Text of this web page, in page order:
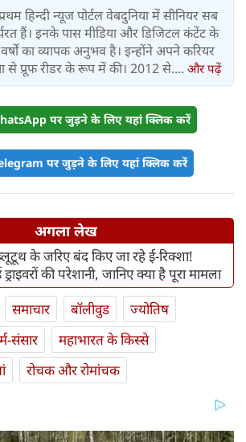
हिन्दी न्यूज पोर्टल वेबदुनिया में सीनियर सब
हैं। इनके पास मीडिया और डिजिटल कंटेंट के
का व्यापक अनुभव है। इन्होंने अपने करियर
से प्रूफ रीडर के रूप में की। 2012 से.... और पढ़ें
पर जुड़ने के लिए यहां क्लिक करें
पर जुड़ने के लिए यहां क्लिक करें
अगला लेख
के जरिए बंद किए जा रहे ई-रिक्शा!
की परेशानी, जानिए क्या है पूरा मामला
समाचार बॉलीवुड
ज्योतिष
संसार
महाभारत के किस्से
रोचक और रोमांचक